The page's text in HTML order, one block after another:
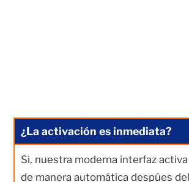
¿La activación es inmediata?
Si, nuestra moderna interfaz
de manera automática despúes